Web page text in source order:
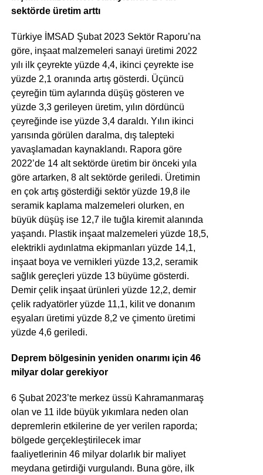
sektörde üretim arttı
Türkiye İMSAD Şubat 2023 Sektör Raporu’na
göre, inşaat malzemeleri sanayi üretimi 2022
yılı ilk çeyrekte yüzde 4,4, ikinci çeyrekte ise
yüzde 2,1 oranında artış gösterdi. Üçüncü
çeyreğin tüm aylarında düşüş gösteren ve
yüzde 3,3 gerileyen üretim, yılın dördüncü
çeyreğinde ise yüzde 3,4 daraldı. Yılın ikinci
yarısında görülen daralma, dış talepteki
yavaşlamadan kaynaklandı. Rapora göre
2022’de 14 alt sektörde üretim bir önceki yıla
göre artarken, 8 alt sektörde geriledi. Üretimin
en çok artış gösterdiği sektör yüzde 19,8 ile
seramik kaplama malzemeleri olurken, en
büyük düşüş ise 12,7 ile tuğla kiremit alanında
yaşandı. Plastik inşaat malzemeleri yüzde 18,5,
elektrikli aydınlatma ekipmanları yüzde 14,1,
inşaat boya ve vernikleri yüzde 13,2, seramik
sağlık gereçleri yüzde 13 büyüme gösterdi.
Demir çelik inşaat ürünleri yüzde 12,2, demir
çelik radyatörler yüzde 11,1, kilit ve donanım
eşyaları üretimi yüzde 8,2 ve çimento üretimi
yüzde 4,6 geriledi.
Deprem bölgesinin yeniden onarımı için 46
milyar dolar gerekiyor
6 Şubat 2023’te merkez üssü Kahramanmaraş
olan ve 11 ilde büyük yıkımlara neden olan
depremlerin etkilerine de yer verilen raporda;
bölgede gerçekleştirilecek imar
faaliyetlerinin 46 milyar dolarlık bir maliyet
meydana getirdiği vurgulandı. Buna göre, ilk